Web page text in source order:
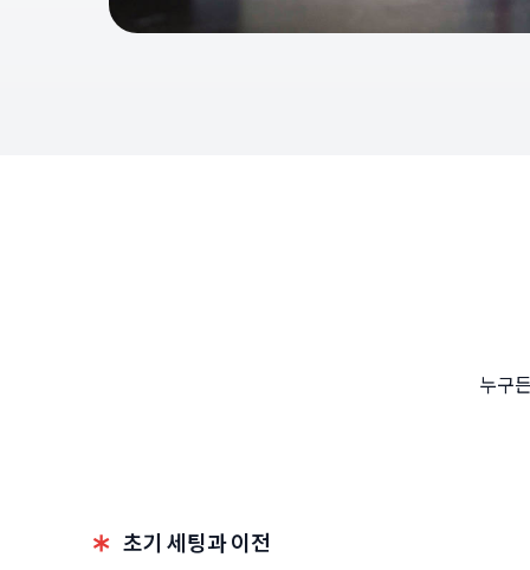
누구
초기 세팅과 이전